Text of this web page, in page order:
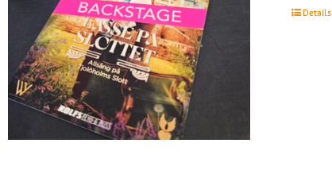
Details